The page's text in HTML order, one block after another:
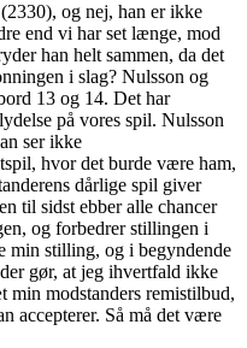
og nej, han er ikke
end vi har set længe, mod
han helt sammen, da det
i slag? Nulsson og
13 og 14. Det har
på vores spil. Nulsson
ser ikke
hvor det burde være ham,
dårlige spil giver
til sidst ebber alle chancer
og forbedrer stillingen i
min stilling, og i begyndende
gør, at jeg ihvertfald ikke
min modstanders remistilbud,
accepterer. Så må det være